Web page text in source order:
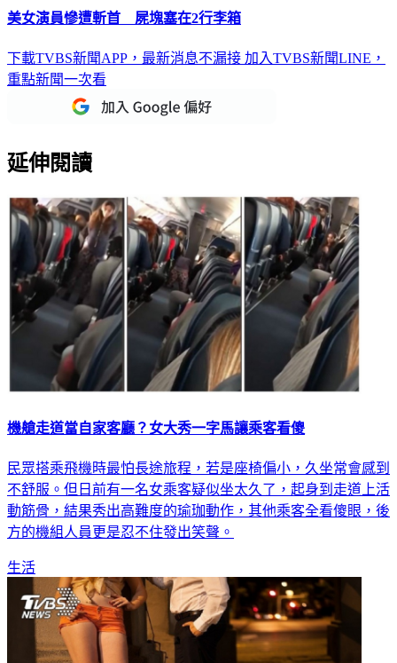
美女演員慘遭斬首 屍塊塞在2行李箱
下載TVBS新聞APP，最新消息不漏接 加入TVBS新聞LINE，
重點新聞一次看
延伸閱讀
機艙走道當自家客廳？女大秀一字馬讓乘客看傻
民眾搭乘飛機時最怕長途旅程，若是座椅偏小，久坐常會感到
不舒服。但日前有一名女乘客疑似坐太久了，起身到走道上活
動筋骨，結果秀出高難度的瑜珈動作，其他乘客全看傻眼，後
方的機組人員更是忍不住發出笑聲。
生活